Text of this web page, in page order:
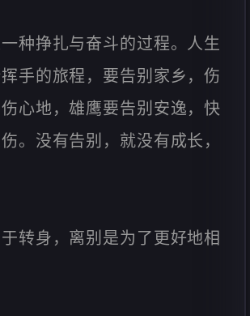
种挣扎与奋斗的过程。人生
手的旅程，要告别家乡，伤
心地，雄鹰要告别安逸，快
。没有告别，就没有成长，
转身，离别是为了更好地相